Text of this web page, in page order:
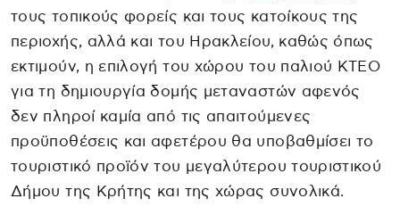
τους τοπικούς φορείς και τους κατοίκους της
περιοχής, αλλά και του Ηρακλείου, καθώς όπως
εκτιμούν, η επιλογή του χώρου του παλιού ΚΤΕΟ
για τη δημιουργία δομής μεταναστών αφενός
δεν πληροί καμία από τις απαιτούμενες
προϋποθέσεις και αφετέρου θα υποβαθμίσει το
τουριστικό προϊόν του μεγαλύτερου τουριστικού
Δήμου της Κρήτης και της χώρας συνολικά.